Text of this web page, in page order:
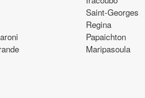
Saint-Georges
Regina
Papaichton
Maripasoula